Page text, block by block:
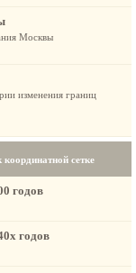
Москвы
изменения границ
сетке
годов
годов